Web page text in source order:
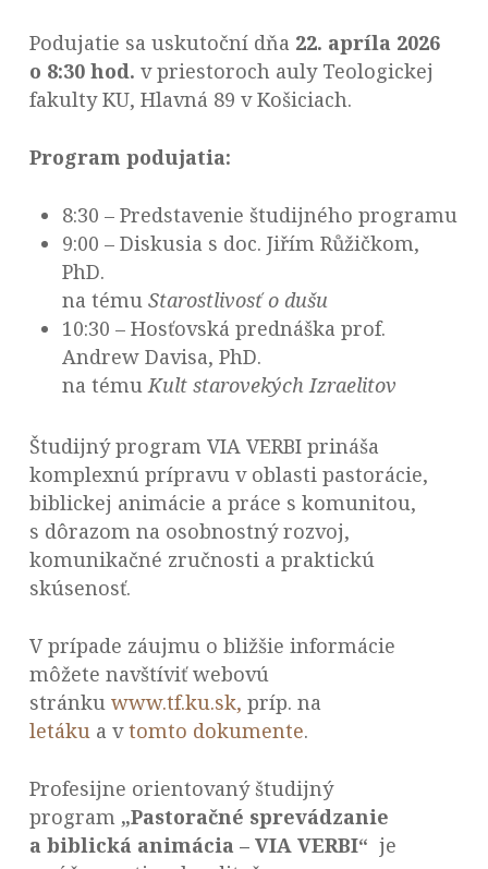
Podujatie sa uskutoční dňa 22. apríla 2026
o 8:30 hod. v priestoroch auly Teologickej
fakulty KU, Hlavná 89 v Košiciach.
Program podujatia:
8:30 – Predstavenie študijného programu
9:00 – Diskusia s doc. Jiřím Růžičkom,
PhD.
na tému Starostlivosť o dušu
10:30 – Hosťovská prednáška prof.
Andrew Davisa, PhD.
na témuKult starovekých Izraelitov
Študijný program VIA VERBI prináša
komplexnú prípravu v oblasti pastorácie,
biblickej animácie a práce s komunitou,
s dôrazom na osobnostný rozvoj,
komunikačné zručnosti a praktickú
skúsenosť.
V prípade záujmu o bližšie informácie
môžete navštíviť webovú
stránku www.tf.ku.sk, príp. na
letákua vtomto dokumente.
Profesijne orientovaný študijný
program „Pastoračné sprevádzanie
a biblická animácia – VIA VERBI“ je